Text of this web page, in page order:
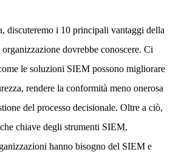
discuteremo i 10 principali vantaggi della
dovrebbe conoscere. Ci
le soluzioni SIEM possono migliorare
rendere la conformità meno onerosa
del processo decisionale. Oltre a ciò,
chiave degli strumenti SIEM,
hanno bisogno del SIEM e